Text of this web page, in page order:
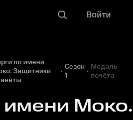
Войти
по имени
Защитники
Сезон
1
Медаль
почёта
имени Моко.